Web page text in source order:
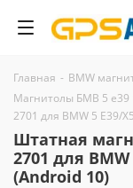
Главная - BMW
Магнитолы БМВ 5 е39
2701 для BMW 5 E39/
Штатная
2701 для BMW
(Android 10)